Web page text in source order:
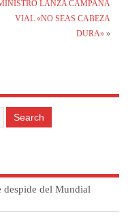
LANZA CAMPAÑA
VIAL «NO SEAS CABEZA
DURA»»
despide del Mundial